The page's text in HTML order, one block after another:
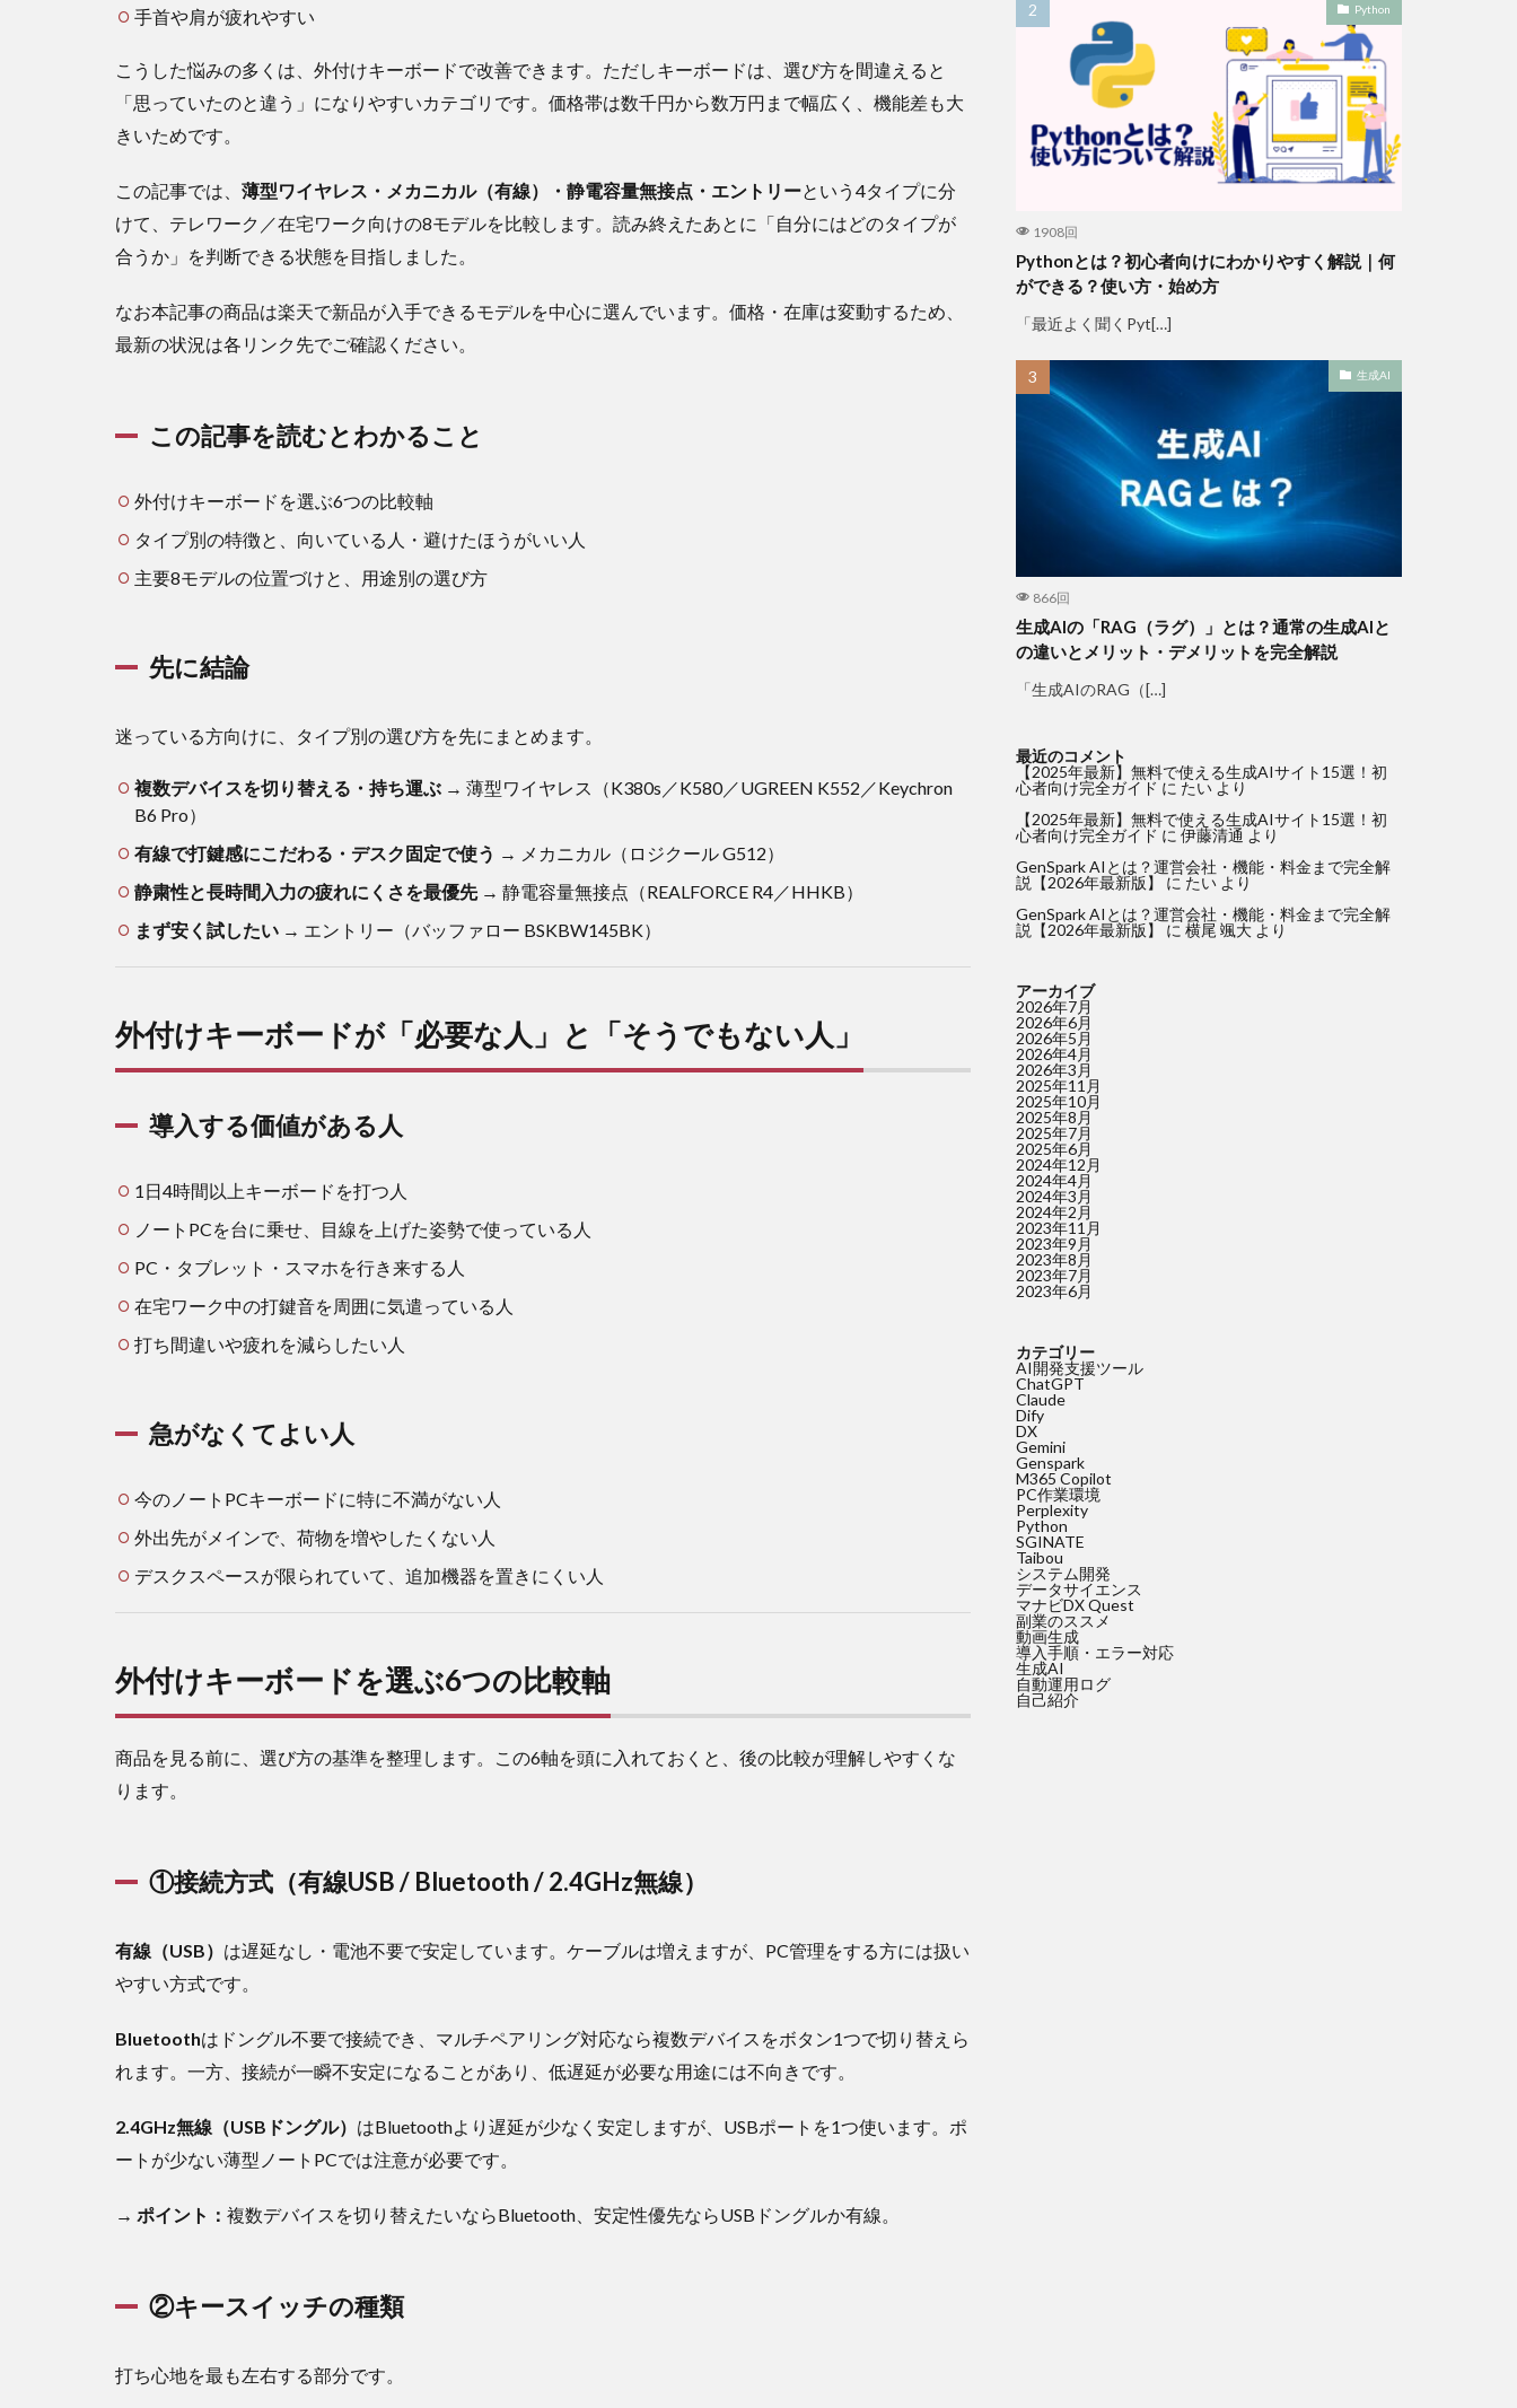
ード
効な
選択
肢で
す
この
記事
むと
るこ
と
結論
外付
けキ
ーボ
が
人」
と
うで
い
人」
導入
する
があ
急が
なく
てよ
3
付
キ
ー
ー
を
つ
の
較
接続方式
（有線
/ 2.4GHz
無線）
②キ
ース
ンキ
ーの
ー配
列
④対
応
マル
続台
3.5
手首や肩が疲れやすい
こうした悩みの多くは、外付けキーボードで改善できます。ただしキーボードは、選び方を間違えると
「思っていたのと違う」になりやすいカテゴリです。価格帯は数千円から数万円まで幅広く、機能差も大
きいためです。
この記事では、 薄型ワイヤレス・メカニカル（有線）・静電容量無接点・エントリーという4タイプに分
けて、テレワーク／在宅ワーク向けの8モデルを比較します。読み終えたあとに「自分にはどのタイプが
合うか」を判断できる状態を目指しました。
なお本記事の商品は楽天で新品が入手できるモデルを中心に選んでいます。価格・在庫は変動するため、
最新の状況は各リンク先でご確認ください。
この記事を読むとわかること
外付けキーボードを選ぶ6つの比較軸
タイプ別の特徴と、向いている人・避けたほうがいい人
主要8モデルの位置づけと、用途別の選び方
先に結論
迷っている方向けに、タイプ別の選び方を先にまとめます。
複数デバイスを切り替える・持ち運ぶ → 薄型ワイヤレス（K380s／K580／UGREEN K552／Keychron
B6 Pro）
有線で打鍵感にこだわる・デスク固定で使う → メカニカル（ロジクール G512）
静粛性と長時間入力の疲れにくさを最優先→ 静電容量無接点（REALFORCE R4／HHKB）
まず安く試したい → エントリー（バッファロー BSKBW145BK）
外付けキーボードが「必要な人」と「そうでもない人」
導入する価値がある人
1日4時間以上キーボードを打つ人
ノートPCを台に乗せ、目線を上げた姿勢で使っている人
PC・タブレット・スマホを行き来する人
在宅ワーク中の打鍵音を周囲に気遣っている人
打ち間違いや疲れを減らしたい人
急がなくてよい人
今のノートPCキーボードに特に不満がない人
外出先がメインで、荷物を増やしたくない人
デスクスペースが限られていて、追加機器を置きにくい人
外付けキーボードを選ぶ6つの比較軸
商品を見る前に、選び方の基準を整理します。この6軸を頭に入れておくと、後の比較が理解しやすくな
ります。
①接続方式（有線USB / Bluetooth / 2.4GHz無線）
有線（USB） は遅延なし・電池不要で安定しています。ケーブルは増えますが、PC管理をする方には扱い
やすい方式です。
Bluetoothはドングル不要で接続でき、マルチペアリング対応なら複数デバイスをボタン1つで切り替えら
れます。一方、接続が一瞬不安定になることがあり、低遅延が必要な用途には不向きです。
2.4GHz無線（USBドングル） はBluetoothより遅延が少なく安定しますが、USBポートを1つ使います。ポ
ートが少ない薄型ノートPCでは注意が必要です。
→ ポイント： 複数デバイスを切り替えたいならBluetooth、安定性優先ならUSBドングルか有線。
②キースイッチの種類
打ち心地を最も左右する部分です。
Python
1908回
Pythonとは？初心者向けにわかりやすく解説｜何
ができる？使い方・始め方
「最近よく聞くPyt[…]
生成AI
866回
生成AIの「RAG（ラグ）」とは？通常の生成AIと
の違いとメリット・デメリットを完全解説
「生成AIのRAG（[…]
最近のコメント
【2025年最新】無料で使える生成AIサイト15選！初
心者向け完全ガイド に たい より
【2025年最新】無料で使える生成AIサイト15選！初
心者向け完全ガイド に 伊藤清通 より
GenSpark AIとは？運営会社・機能・料金まで完全解
説【2026年最新版】
に たい より
GenSpark AIとは？運営会社・機能・料金まで完全解
説【2026年最新版】
に 横尾 颯大 より
アーカイブ
2026年7月
2026年6月
2026年5月
2026年4月
2026年3月
2025年11月
2025年10月
2025年8月
2025年7月
2025年6月
2024年12月
2024年4月
2024年3月
2024年2月
2023年11月
2023年9月
2023年8月
2023年7月
2023年6月
カテゴリー
AI開発支援ツール
ChatGPT
Claude
Dify
DX
Gemini
Genspark
M365 Copilot
PC作業環境
Perplexity
Python
SGINATE
Taibou
システム開発
データサイエンス
マナビDX Quest
副業のススメ
動画生成
導入手順・エラー対応
生成AI
自動運用ログ
自己紹介